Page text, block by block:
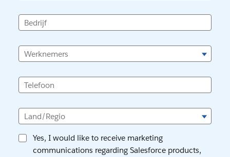
Bedrijf
Werknemers
Telefoon
Land/Regio
Yes, I would like to receive marketing
communications regarding Salesforce products,